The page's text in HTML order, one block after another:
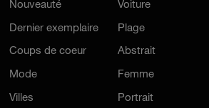
Nouveauté
Dernier exemplaire
Coups de coeur
Mode
Villes
Voiture
Plage
Abstrait
Femme
Portrait